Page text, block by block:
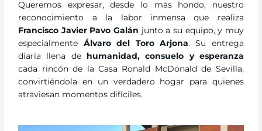
Queremos expresar, desde lo más hondo, nuestro
reconocimiento a la labor inmensa que realiza
Francisco Javier Pavo Galán junto a su equipo, y muy
especialmente Álvaro del Toro Arjona. Su entrega
diaria llena de humanidad, consuelo y esperanza
cada rincón de la Casa Ronald McDonald de Sevilla,
convirtiéndola en un verdadero hogar para quienes
atraviesan momentos difíciles.